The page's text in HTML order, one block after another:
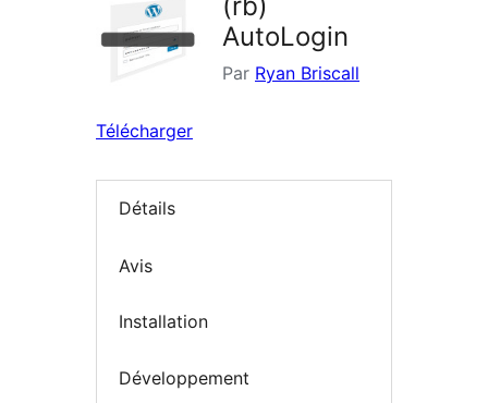
AutoLogin
Par Ryan Briscall
Télécharger
Détails
Avis
Installation
Développement